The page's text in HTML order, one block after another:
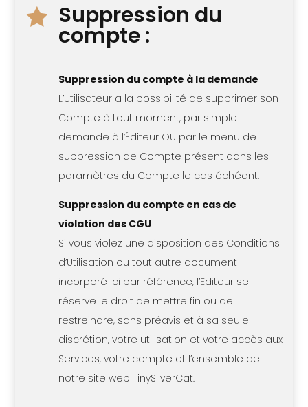
 Suppression du
compte :
Suppression du compte à la demande
L’Utilisateur a la possibilité de supprimer son
Compte à tout moment, par simple
demande à l’Éditeur OU par le menu de
suppression de Compte présent dans les
paramètres du Compte le cas échéant.
Suppression du compte en cas de
violation des CGU
Si vous violez une disposition des Conditions
d’Utilisation ou tout autre document
incorporé ici par référence, l’Editeur se
réserve le droit de mettre fin ou de
restreindre, sans préavis et à sa seule
discrétion, votre utilisation et votre accès aux
Services, votre compte et l’ensemble de
notre site web TinySilverCat.